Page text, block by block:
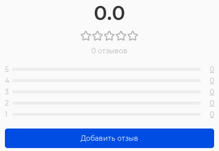
0.0
0 отзывов
5
0
4
0
3
0
2
0
1
0
Добавить отзыв